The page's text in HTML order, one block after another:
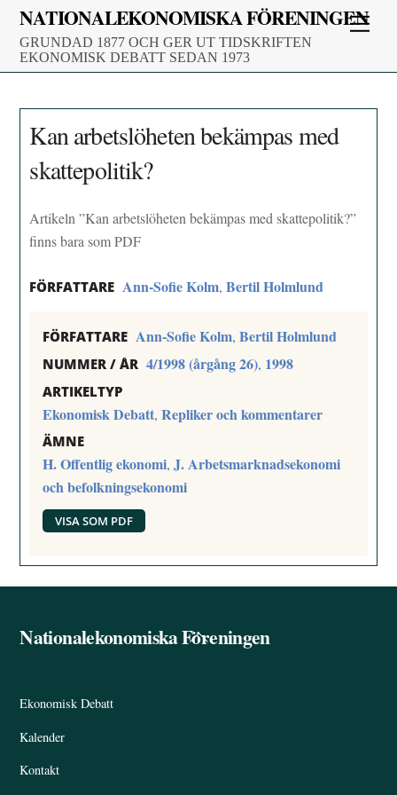
Skip
content
NATIONALEKONOMISKA FÖRENINGEN
GRUNDAD 1877 OCH GER UT TIDSKRIFTEN
EKONOMISK DEBATT SEDAN 1973
Kan arbetslöheten bekämpas med
skattepolitik?
Artikeln ”Kan arbetslöheten bekämpas med skattepolitik?”
finns bara som PDF
FÖRFATTARE Ann-Sofie Kolm,Bertil Holmlund
FÖRFATTARE Ann-Sofie Kolm,Bertil Holmlund
NUMMER / ÅR 4/1998 (årgång 26), 1998
ARTIKELTYP
Ekonomisk Debatt,Repliker och kommentarer
ÄMNE
H. Offentlig ekonomi,J. Arbetsmarknadsekonomi
och befolkningsekonomi
VISA SOM PDF
Back
Nationalekonomiska Föreningen
Ekonomisk Debatt
Kalender
Kontakt